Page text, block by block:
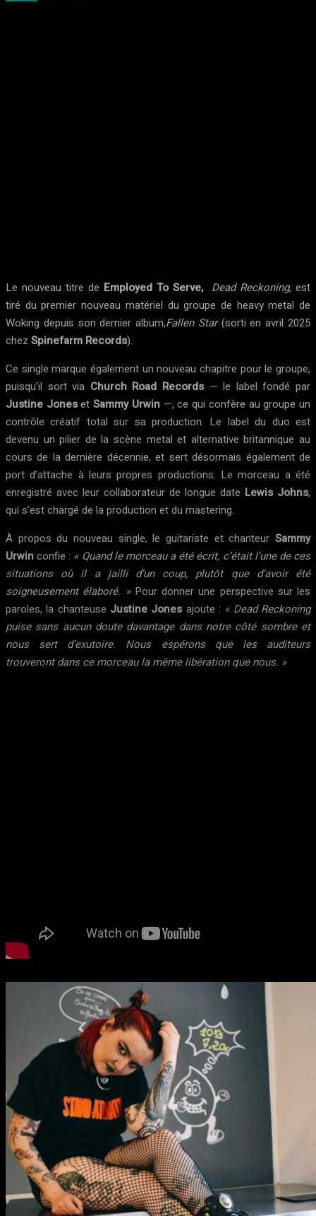
Le nouveau titre de Employed To Serve, Dead Reckoning, est
tiré du premier nouveau matériel du groupe de heavy metal de
Woking depuis son dernier album,Fallen Star(sorti en avril 2025
chez Spinefarm Records).
Ce single marque également un nouveau chapitre pour le groupe,
puisqu’il sort via Church Road Records— le label fondé par
Justine JonesetSammy Urwin—, ce qui confère au groupe un
contrôle créatif total sur sa production. Le label du duo est
devenu un pilier de la scène metal et alternative britannique au
cours de la dernière décennie, et sert désormais également de
port d’attache à leurs propres productions. Le morceau a été
enregistré avec leur collaborateur de longue date Lewis Johns,
qui s’est chargé de la production et du mastering.
À propos du nouveau single, le guitariste et chanteur Sammy
Urwinconfie : « Quand le morceau a été écrit, c’était l’une de ces
situations où il a jailli d’un coup, plutôt que d’avoir été
soigneusement élaboré. »Pour donner une perspective sur les
paroles, la chanteuse Justine Jonesajoute : « Dead Reckoning
puise sans aucun doute davantage dans notre côté sombre et
nous sert d’exutoire. Nous espérons que les auditeurs
trouveront dans ce morceau la même libération que nous. »